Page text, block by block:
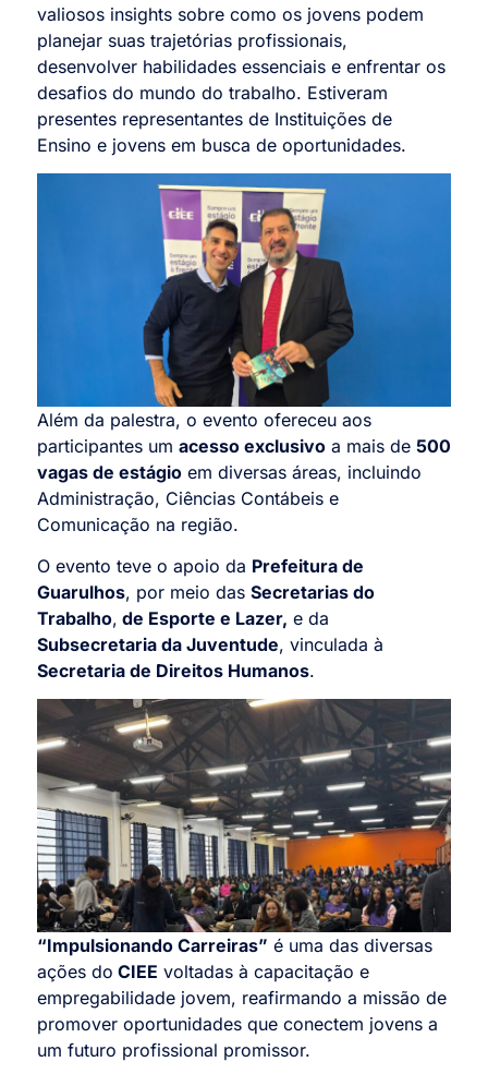
valiosos insights sobre como os jovens podem
planejar suas trajetórias profissionais,
desenvolver habilidades essenciais e enfrentar os
desafios do mundo do trabalho. Estiveram
presentes representantes de Instituições de
Ensino e jovens em busca de oportunidades.
Além da palestra, o evento ofereceu aos
participantes um acesso exclusivo a mais de 500
vagas de estágio em diversas áreas, incluindo
Administração, Ciências Contábeis e
Comunicação na região.
O evento teve o apoio da Prefeitura de
Guarulhos, por meio das Secretarias do
Trabalho, de Esporte e Lazer, e da
Subsecretaria da Juventude, vinculada à
Secretaria de Direitos Humanos.
“Impulsionando Carreiras” é uma das diversas
ações do CIEE voltadas à capacitação e
empregabilidade jovem, reafirmando a missão de
promover oportunidades que conectem jovens a
um futuro profissional promissor.